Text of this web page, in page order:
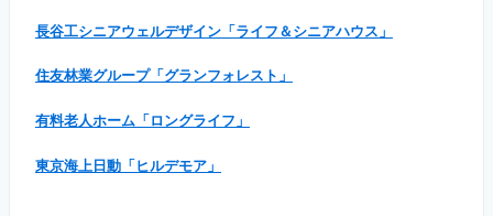
長谷工シニアウェルデザイン「ライフ＆シニアハウス」
住友林業グループ「グランフォレスト」
有料老人ホーム「ロングライフ」
東京海上日動「ヒルデモア」